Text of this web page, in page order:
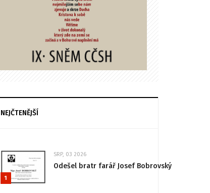
NEJČTENĚJŠÍ
1
SRP, 03 2026
Odešel bratr farář Josef Bobrovský